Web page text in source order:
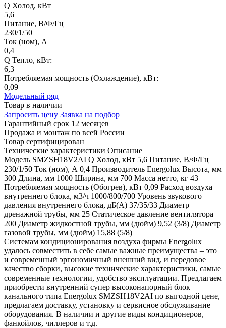
Q Холод, кВт
5,6
Питание, В/Ф/Гц
230/1/50
Ток (ном), А
0,4
Q Тепло, кВт:
6,3
Потребляемая мощность (Охлаждение), кВт:
0,09
Модельный ряд
Товар в наличии
Запросить цену Заявка на подбор
Гарантийный срок 12 месяцев
Продажа и монтаж по всей России
Товар сертифицирован
Технические характеристики Описание
Модель SMZSH18V2AI Q Холод, кВт 5,6 Питание, В/Ф/Гц
230/1/50 Ток (ном), А 0,4 Производитель Energolux Высота, мм
300 Длина, мм 1000 Ширина, мм 700 Масса нетто, кг 43
Потребляемая мощность (Обогрев), кВт 0,09 Расход воздуха
внутреннего блока, м3/ч 1000/800/700 Уровень звукового
давления внутреннего блока, дБ(А) 37/35/33 Диаметр
дренажной трубы, мм 25 Статическое давление вентилятора
200 Диаметр жидкостной трубы, мм (дюйм) 9,52 (3/8) Диаметр
газовой трубы, мм (дюйм) 15,88 (5/8)
Системам кондиционирования воздуха фирмы Energolux
удалось совместить в себе самые важные преимущества – это
и современный эргономичный внешний вид, и передовое
качество сборки, высокие технические характеристики, самые
современные технологии, удобство эксплуатации. Предлагаем
приобрести внутренний супер высоконапорный блок
канального типа Energolux SMZSH18V2AI по выгодной цене,
предлагаем доставку, установку и сервисное обслуживание
оборудования. В наличии и другие виды кондиционеров,
фанкойлов, чиллеров и т.д.